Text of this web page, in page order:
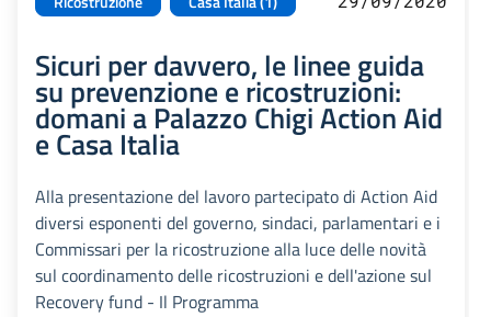
Sicuri per davvero, le linee guida
su prevenzione e ricostruzioni:
domani a Palazzo Chigi Action Aid
e Casa Italia
Alla presentazione del lavoro partecipato di Action Aid
diversi esponenti del governo, sindaci, parlamentari e i
Commissari per la ricostruzione alla luce delle novità
sul coordinamento delle ricostruzioni e dell'azione sul
Recovery fund - Il Programma